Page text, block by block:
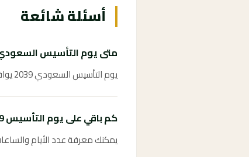
أسئلة شائعة
متى يوم التأسيس السعودي
يوم التأسيس السعودي 2039 يوافق الثاني والعشرين من فبراير 2039، وهو يوم إجازة رسمية في المملكة العربية السعودية.
كم باقي على يوم التأسيس 2039؟
يمكنك معرفة عدد الأيام والساعات المتبقية على